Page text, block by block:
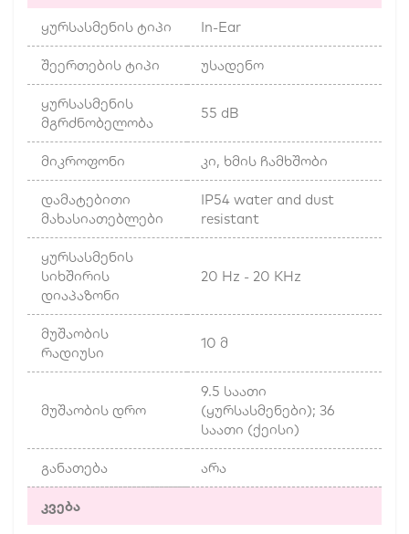
ყურსასმენის ტიპი In-Ear
შეერთების ტიპი უსადენო
ყურსასმენის
მგრძნობელობა
55 dB
მიკროფონი კი, ხმის ჩამხშობი
დამატებითი
მახასიათებლები
IP54 water and dust
resistant
ყურსასმენის
სიხშირის
დიაპაზონი
20 Hz - 20 KHz
მუშაობის
რადიუსი
10 მ
მუშაობის დრო
9.5 საათი
(ყურსასმენები); 36
საათი (ქეისი)
განათება არა
კვება